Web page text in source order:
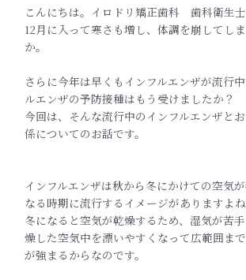
こんにちは。イロドリ矯正歯科 歯科衛生士
12月に入って寒さも増し、体調を崩してし
か。
さらに今年は早くもインフルエンザが流行
ルエンザの予防接種はもう受けましたか？
今回は、そんな流行中のインフルエンザと
係についてのお話です。
インフルエンザは秋から冬にかけての空気
なる時期に流行するイメージがありますよね
冬になると空気が乾燥するため、湿気が苦
燥した空気中を漂いやすくなって広範囲ま
が強まるからなのです。